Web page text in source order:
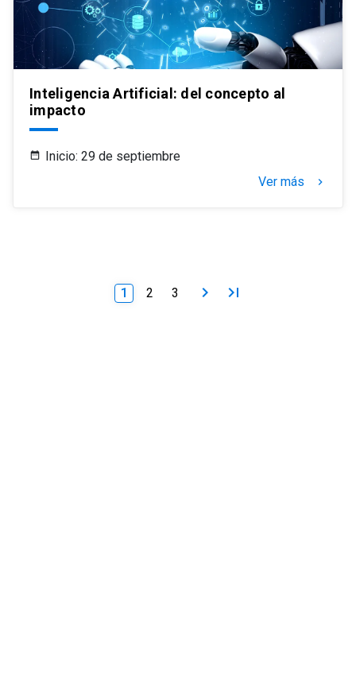
Inteligencia Artificial: del concepto al
impacto
Inicio: 29 de septiembre
Ver más
keyboard_arrow_right
1 2 3 keyboard_arrow_right last_page